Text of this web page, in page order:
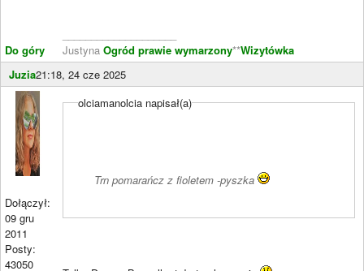
Do góry
Justyna Ogród prawie wymarzony**Wizytówka
Juzia21:18, 24 cze 2025
Dołączył:
09 gru
2011
Posty:
43050
olciamanolcia napisał(a)
Trn pomarańcz z fioletem -pyszka